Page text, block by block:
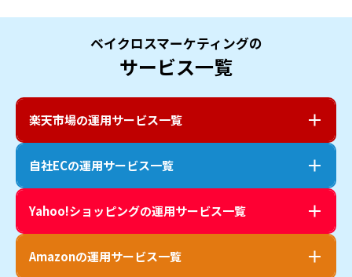
ベイクロスマーケティングの
サービス一覧
楽天市場の運用サービス一覧
自社ECの運用サービス一覧
Yahoo!ショッピングの運用サービス一覧
Amazonの運用サービス一覧